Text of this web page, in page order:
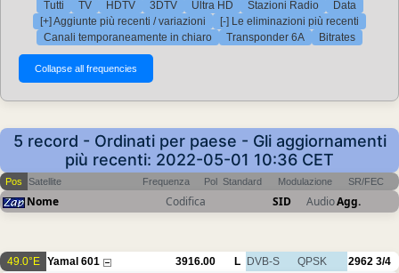
Tutti TV HDTV 3DTV Ultra HD Stazioni Radio
Data
[+] Aggiunte più recenti / variazioni
[-] Le eliminazioni più recenti
Canali temporaneamente in chiaro
Transponder 6A Bitrates
5 record - Ordinati per paese - Gli aggiornamenti
più recenti: 2022-05-01 10:36 CET
Pos Satellite Frequenza Pol Standard Modulazione SR/FEC
Nome Codifica SID AudioAgg.
49.0°E Yamal 601 3916.00 L DVB-S QPSK 2962 3/4